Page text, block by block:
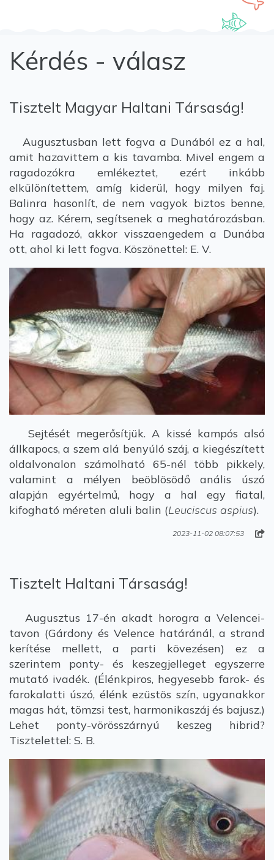
Kérdés - válasz
Tisztelt Magyar Haltani Társaság!
Augusztusban lett fogva a Dunából ez a hal,
amit hazavittem a kis tavamba. Mivel engem a
ragadozókra emlékeztet, ezért inkább
elkülönítettem, amíg kiderül, hogy milyen faj.
Balinra hasonlít, de nem vagyok biztos benne,
hogy az. Kérem, segítsenek a meghatározásban.
Ha ragadozó, akkor visszaengedem a Dunába
ott, ahol ki lett fogva. Köszönettel: E. V.
Sejtését megerősítjük. A kissé kampós alsó
állkapocs, a szem alá benyúló száj, a kiegészített
oldalvonalon számolható 65-nél több pikkely,
valamint a mélyen beöblösödő anális úszó
alapján egyértelmű, hogy a hal egy fiatal,
kifogható méreten aluli balin (Leuciscus aspius).
2023-11-02 08:07:53
Tisztelt Haltani Társaság!
Augusztus 17-én akadt horogra a Velencei-
tavon (Gárdony és Velence határánál, a strand
kerítése mellett, a parti kövezésen) ez a
szerintem ponty- és keszegjelleget egyszerre
mutató ivadék. (Élénkpiros, hegyesebb farok- és
farokalatti úszó, élénk ezüstös szín, ugyanakkor
magas hát, tömzsi test, harmonikaszáj és bajusz.)
Lehet ponty-vörösszárnyú keszeg hibrid?
Tisztelettel: S. B.